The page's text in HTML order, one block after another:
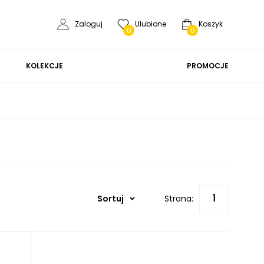
Zaloguj
0
Ulubione
0
Koszyk
KOLEKCJE PROMOCJE
Sortuj Strona: